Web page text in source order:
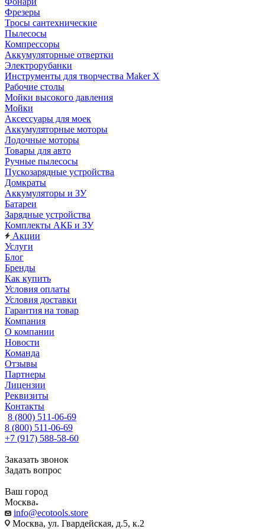
Фрезеры
Тросы сантехнические
Пылесосы
Компрессоры
Аккумуляторные отвертки
Электрорубанки
Инструменты для творчества Maker X
Рабочие столы
Мойки высокого давления
Мойки
Аксессуары для моек
Аккумуляторные моторы
Лодочные моторы
Товары для авто
Ручные пылесосы
Пускозарядные устройства
Домкраты
Аккумуляторы и ЗУ
Батареи
Зарядные устройства
Комплекты АКБ и ЗУ
Акции
Услуги
Блог
Бренды
Как купить
Условия оплаты
Условия доставки
Гарантия на товар
Компания
О компании
Новости
Команда
Отзывы
Партнеры
Лицензии
Реквизиты
Контакты
8 (800) 511-06-69
8 (800) 511-06-69
+7 (917) 588-58-60
Заказать звонок
Задать вопрос
Ваш город
Москва
info@ecotools.store
Москва, ул. Гвардейская, д.5, к.2